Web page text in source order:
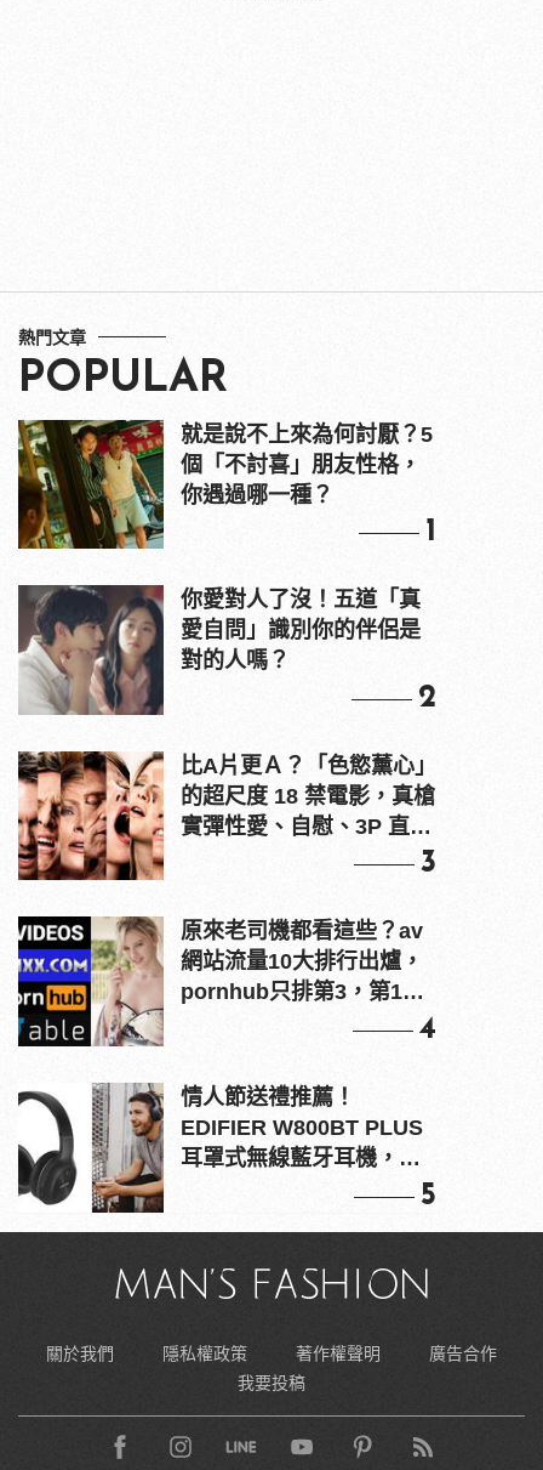
熱門文章
POPULAR
就是說不上來為何討厭？5
個「不討喜」朋友性格，
你遇過哪一種？
1
你愛對人了沒！五道「真
愛自問」識別你的伴侶是
對的人嗎？
2
比A片更Ａ？「色慾薰心」
的超尺度 18 禁電影，真槍
實彈性愛、自慰、3P 直接
3
原來老司機都看這些？av
網站流量10大排行出爐，
pornhub只排第3，第1名
4
情人節送禮推薦！
EDIFIER W800BT PLUS
耳罩式無線藍牙耳機，在
5
關於我們 隱私權政策 著作權聲明
廣告合作
我要投稿